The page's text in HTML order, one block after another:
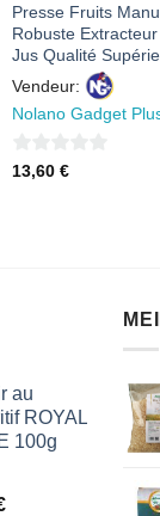
Presse Fruits
Robuste
Jus Qualité
Vendeur:
Nolano Gadget
0
13,60€
au
ROYAL
100g
Le